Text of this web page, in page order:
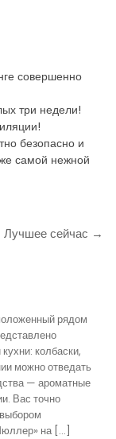
совершенно
три недели!
безопасно и
самой нежной
Лучшее сейчас →
рядом
колбаски,
можно отведать
— ароматные
Вас точно
на […]